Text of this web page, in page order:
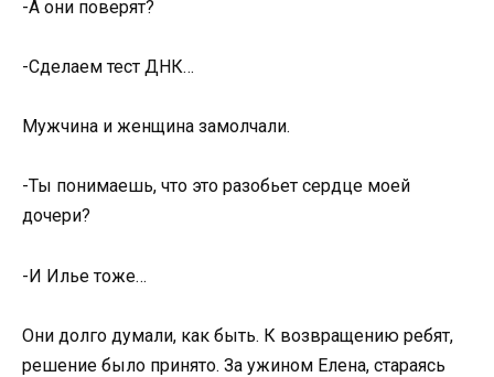
-А они поверят?
-Сделаем тест ДНК…
Мужчина и женщина замолчали.
-Ты понимаешь, что это разобьет сердце моей
дочери?
-И Илье тоже…
Они долго думали, как быть. К возвращению ребят,
решение было принято. За ужином Елена, стараясь